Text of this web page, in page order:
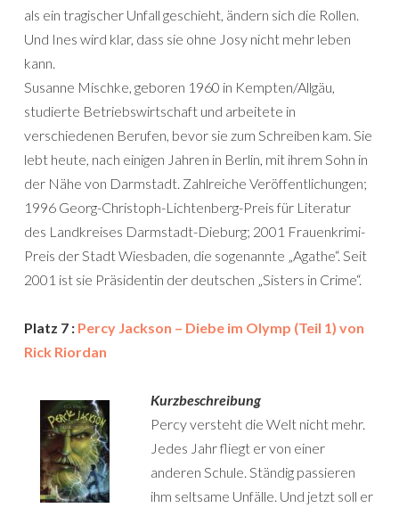
als ein tragischer Unfall geschieht, ändern sich die Rollen.
Und Ines wird klar, dass sie ohne Josy nicht mehr leben
kann.
Susanne Mischke, geboren 1960 in Kempten/Allgäu,
studierte Betriebswirtschaft und arbeitete in
verschiedenen Berufen, bevor sie zum Schreiben kam. Sie
lebt heute, nach einigen Jahren in Berlin, mit ihrem Sohn in
der Nähe von Darmstadt. Zahlreiche Veröffentlichungen;
1996 Georg-Christoph-Lichtenberg-Preis für Literatur
des Landkreises Darmstadt-Dieburg; 2001 Frauenkrimi-
Preis der Stadt Wiesbaden, die sogenannte „Agathe“. Seit
2001 ist sie Präsidentin der deutschen „Sisters in Crime“.
Platz 7 : Percy Jackson – Diebe im Olymp (Teil 1) von
Rick Riordan
Kurzbeschreibung
Percy versteht die Welt nicht mehr.
Jedes Jahr fliegt er von einer
anderen Schule. Ständig passieren
ihm seltsame Unfälle. Und jetzt soll er